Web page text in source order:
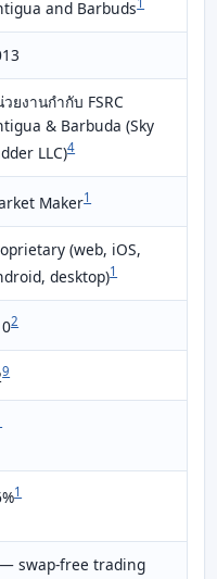
and Barbuds
ยงานกำกับ FSRC
& Barbuda (Sky
LLC)4
Maker1
(web, iOS,
desktop)1
2
9
1
swap-free trading